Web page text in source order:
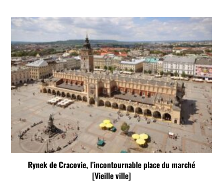
Rynek de Cracovie, l’incontournable place du marché
[Vieille ville]